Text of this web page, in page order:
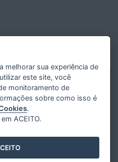
melhorar sua experiência de
este site, você
monitoramento de
sobre como isso é
.
ACEITO.